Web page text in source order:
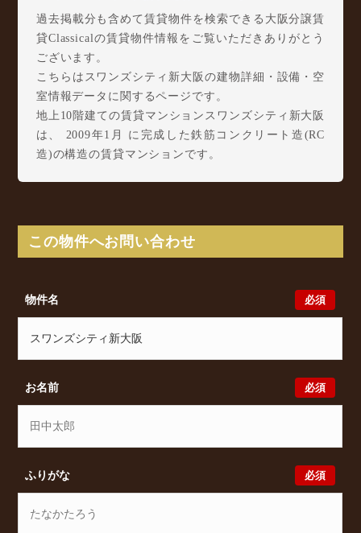
過去掲載分も含めて賃貸物件を検索できる大阪分譲賃
貸Classicalの賃貸物件情報をご覧いただきありがとう
ございます。
こちらはスワンズシティ新大阪の建物詳細・設備・空
室情報データに関するページです。
地上10階建ての賃貸マンションスワンズシティ新大阪
は、 2009年1月 に完成した鉄筋コンクリート造(RC
造)の構造の賃貸マンションです。
徒歩15分 からアクセスが可能となっております。
スワンズシティ新大阪の最新の空室状況のご確認をは
ョンをお探しでしたら、ぜひ大阪分譲賃貸Classicalま
でお気軽にお問い合わせください。大阪分譲賃貸
ンライン相談も受け付けております。また、希望の条
貸物件をご提案いたします。
この物件へお問い合わせ
必須
物件名
必須
お名前
必須
ふりがな